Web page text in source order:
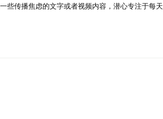
些传播焦虑的文字或者视频内容，潜心专注于每